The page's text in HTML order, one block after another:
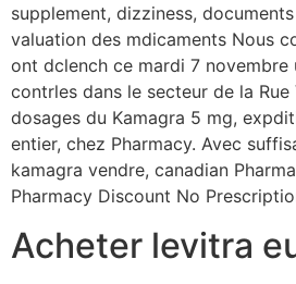
supplement, dizziness,
valuation des mdicaments Nous
ont dclench ce mardi 7 novembre
contrles dans le secteur de la Rue
dosages du Kamagra 5 mg,
entier, chez Pharmacy. Avec
kamagra vendre, canadian
Pharmacy Discount No
Acheter levitra